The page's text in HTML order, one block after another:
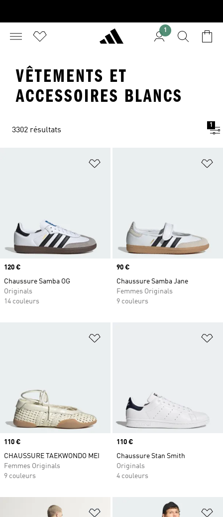
1
VÊTEMENTS ET
ACCESSOIRES BLANCS
3302 résultats
1
Ajouter à la Liste de produits
Prix
120 €
Chaussure Samba OG
Originals
14 couleurs
Prix
90 €
Chaussure Samba Jane
Femmes Originals
9 couleurs
Ajouter à la Liste de produits
Prix
110 €
CHAUSSURE TAEKWONDO MEI
Femmes Originals
9 couleurs
Prix
110 €
Chaussure Stan Smith
Originals
4 couleurs
Ajouter à la Liste de produits